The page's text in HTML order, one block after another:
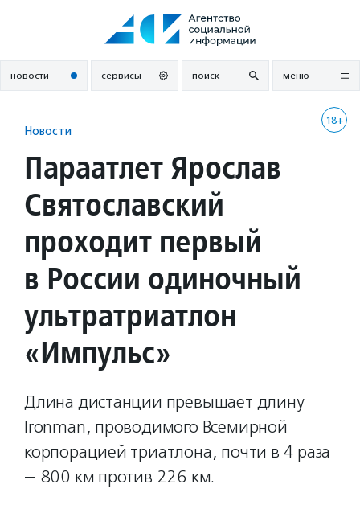
новости сервисы поиск меню
18+
Новости
Параатлет Ярослав
Святославский
проходит первый
в России одиночный
ультратриатлон
«Импульс»
Длина дистанции превышает длину
Ironman, проводимого Всемирной
корпорацией триатлона, почти в 4 раза
— 800 км против 226 км.